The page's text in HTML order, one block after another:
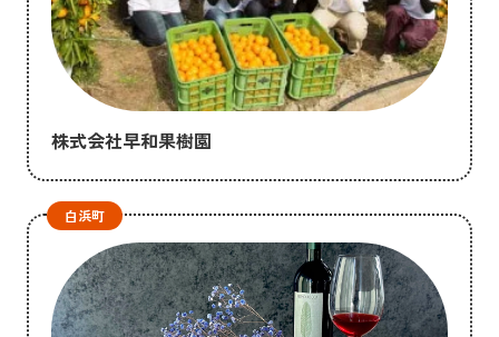
株式会社早和果樹園
白浜町